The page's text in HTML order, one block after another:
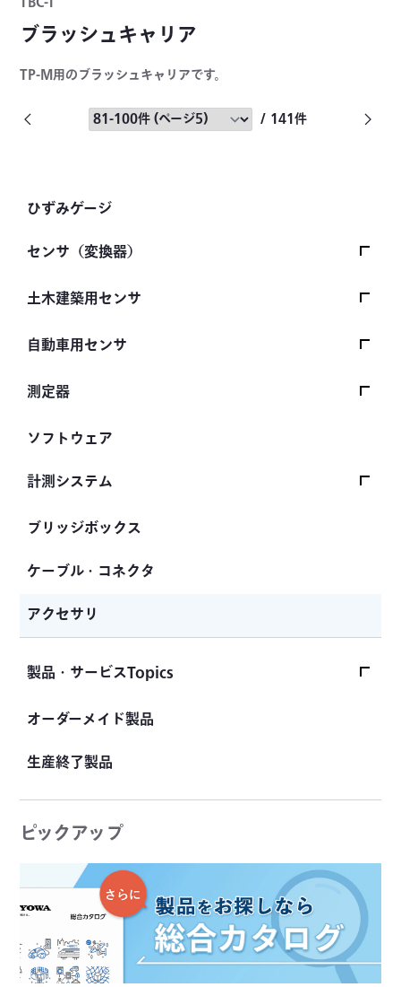
ブラッシュキャリア
TP-M用のブラッシュキャリアです。
/ 141件
ひずみゲージ
センサ（変換器）
ロードセル
トルクセンサ
変位センサ
分力計
土木建築用センサ
荷重計
傾斜計
水量・水位計
温度計
継目計
自動車用センサ
シートベルト張力計
ホイールトルクセンサ
人体ダミー用センサ
測定器
データロガー
指示計・表示器
ソフトウェア
計測システム
道路用計測システム
鉄道用計測システム
土木用計測システム
試験装置・システム
ブリッジボックス
ケーブル・コネクタ
アクセサリ
製品・サービスTopics
製品・サービスTopicsトップ
製品Topics
この製品、KYOWAでご紹介します
オーダーメイド製品
生産終了製品
ピックアップ